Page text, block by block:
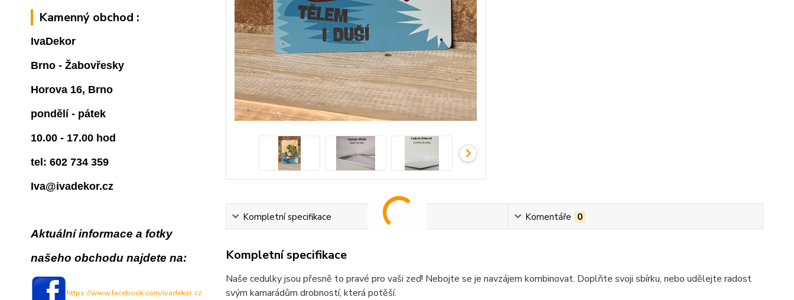
Kamenný obchod :
IvaDekor
Brno - Žabovřesky
Horova 16, Brno
pondělí - pátek
10.00 - 17.00 hod
tel: 602 734 359
Iva@ivadekor.cz
Aktuální informace a fotky
našeho obchodu najdete na:
https://www.facebook.com/ivadekor.cz
Kompletní specifikace Komentáře 0
Kompletní specifikace
Naše cedulky jsou přesně to pravé pro vaši zeď! Nebojte se je navzájem kombinovat. Doplňte svoji sbírku, nebo udělejte radost
svým kamarádům drobností, která potěší.